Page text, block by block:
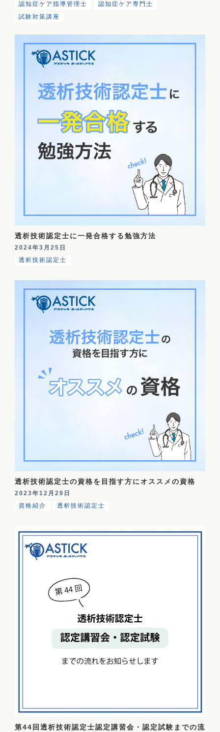
認知症ケア指導管理士
認知症ケア専門士
試験対策講座
透析技術認定士に一発合格する勉強方法
2024年3月25日
透析技術認定士
透析技術認定士の資格を目指す方にオススメの資格
2023年12月29日
資格紹介
透析技術認定士
第44回透析技術認定士認定講習会・認定試験までの流